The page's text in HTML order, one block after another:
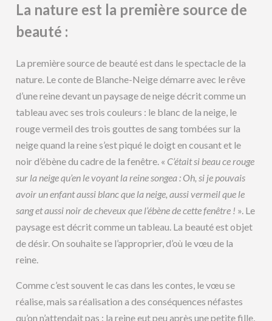
La nature est la première source de
beauté :
La première source de beauté est dans le spectacle de la
nature. Le conte de Blanche-Neige démarre avec le rêve
d’une reine devant un paysage de neige décrit comme un
tableau avec ses trois couleurs : le blanc de la neige, le
rouge vermeil des trois gouttes de sang tombées sur la
neige quand la reine s’est piqué le doigt en cousant et le
noir d’ébène du cadre de la fenêtre. « C’était si beau ce rouge
sur la neige qu’en le voyant la reine songea : Oh, si je pouvais
avoir un enfant aussi blanc que la neige, aussi vermeil que le
sang et aussi noir de cheveux que l’ébène de cette fenêtre ! ». Le
paysage est décrit comme un tableau. La beauté est objet
de désir. On souhaite se l’approprier, d’où le vœu de la
reine.
Comme c’est souvent le cas dans les contes, le vœu se
réalise, mais sa réalisation a des conséquences néfastes
qu’on n’attendait pas : la reine eut peu après une petite fille,